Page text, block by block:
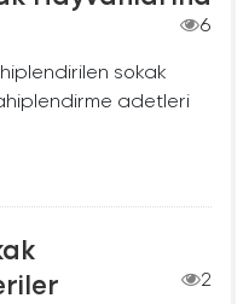
6
sokak
adetleri
2